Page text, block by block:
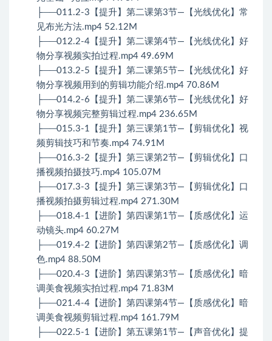
├──011.2-3【提升】第二课第3节—【光线优化】常
见布光方法.mp4 52.12M
├──012.2-4【提升】第二课第4节—【光线优化】好
物分享视频实拍过程.mp4 49.69M
├──013.2-5【提升】第二课第5节—【光线优化】好
物分享视频用到的剪辑功能介绍.mp4 70.86M
├──014.2-6【提升】第二课第6节—【光线优化】好
物分享视频完整剪辑过程.mp4 236.65M
├──015.3-1【提升】第三课第1节—【剪辑优化】视
频剪辑技巧和节奏.mp4 74.91M
├──016.3-2【提升】第三课第2节—【剪辑优化】口
播视频拍摄技巧.mp4 105.07M
├──017.3-3【提升】第三课第3节—【剪辑优化】口
播视频拍摄剪辑过程.mp4 271.30M
├──018.4-1【进阶】第四课第1节—【质感优化】运
动镜头.mp4 60.27M
├──019.4-2【进阶】第四课第2节—【质感优化】调
色.mp4 88.50M
├──020.4-3【进阶】第四课第3节—【质感优化】暗
调美食视频实拍过程.mp4 71.83M
├──021.4-4【进阶】第四课第4节—【质感优化】暗
调美食视频剪辑过程.mp4 161.79M
├──022.5-1【进阶】第五课第1节—【声音优化】提